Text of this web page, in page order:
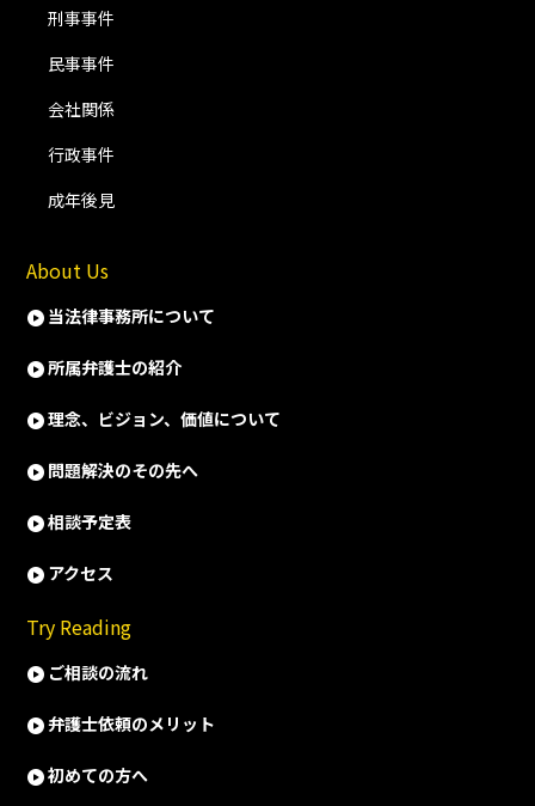
刑事事件
民事事件
会社関係
行政事件
成年後見
About Us
当法律事務所について
所属弁護士の紹介
理念、ビジョン、価値について
問題解決のその先へ
相談予定表
アクセス
Try Reading
ご相談の流れ
弁護士依頼のメリット
初めての方へ